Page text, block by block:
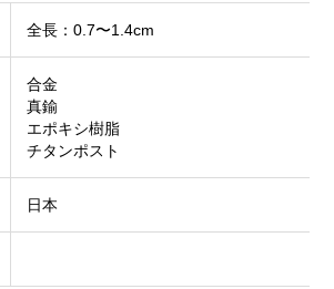
全長：0.7〜1.4cm
合金
真鍮
エポキシ樹脂
チタンポスト
日本